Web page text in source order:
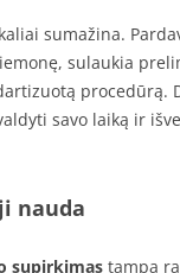
sumažina.
sulaukia
procedūrą.
savo laiką ir
nauda
supirkimas tampa